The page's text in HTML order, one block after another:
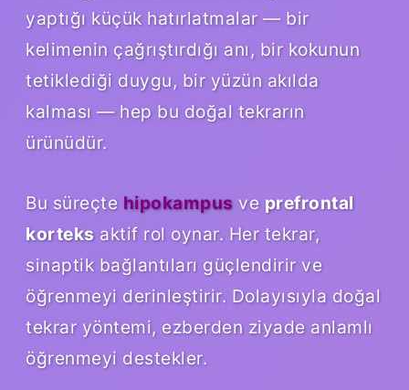
yaptığı küçük hatırlatmalar — bir
kelimenin çağrıştırdığı anı, bir kokunun
tetiklediği duygu, bir yüzün akılda
kalması — hep bu doğal tekrarın
ürünüdür.
Bu süreçte hipokampusve prefrontal
korteksaktif rol oynar. Her tekrar,
sinaptik bağlantıları güçlendirir ve
öğrenmeyi derinleştirir. Dolayısıyla doğal
tekrar yöntemi, ezberden ziyade anlamlı
öğrenmeyi destekler.